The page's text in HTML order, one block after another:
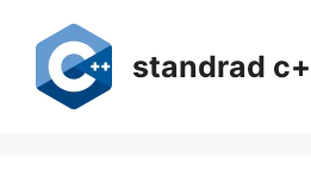
standrad